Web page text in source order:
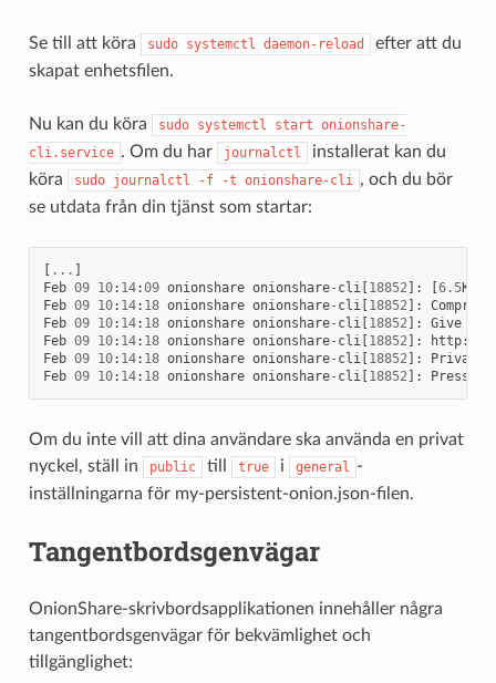
Se till att köra sudo systemctl daemon-reload
efter att du
skapat enhetsfilen.
Nu kan du köra sudo systemctl start onionshare-
cli.service . Om du har journalctl
installerat kan du
köra
sudo journalctl -f -t onionshare-cli , och du bör
se utdata från din tjänst som startar:
[ ... ]
Feb 09 10: 14:09 onionshare onionshare- cli[18852]: [6.5K
Feb 09 10: 14: 18 onionshare onionshare- cli[18852]:
Feb 09 10: 14: 18 onionshare onionshare- cli[18852]: Give
Feb 09 10: 14: 18 onionshare onionshare- cli[18852]: http:
Feb 09 10: 14: 18 onionshare onionshare- cli[18852]: Private
Feb 09 10: 14: 18 onionshare onionshare- cli[18852]: Press
Om du inte vill att dina användare ska använda en privat
nyckel, ställ in
public till true i general -
inställningarna för my-persistent-onion.json-filen.
Tangentbordsgenvägar
OnionShare-skrivbordsapplikationen innehåller några
tangentbordsgenvägar för bekvämlighet och
tillgänglighet: